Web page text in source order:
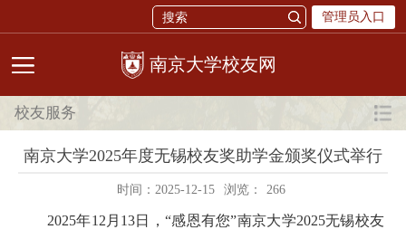
管理员入口
校友网
校友服务
南京大学2025年度无锡校友奖助学金颁奖仪式举行
时间：2025-12-15 浏览： 266
2025年12 月 13日， “感恩有您”南京大学2025无锡校友